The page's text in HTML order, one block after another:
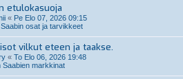
etulokasuoja
« Pe Elo 07, 2026 09:15
osat ja tarvikkeet
vilkut eteen ja taakse.
« To Elo 06, 2026 19:48
Saabien markkinat